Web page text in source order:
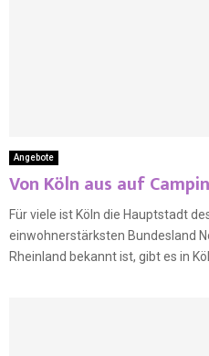
Angebote
Von Köln aus auf
Für viele ist Köln die Hauptstadt
einwohnerstärksten Bundesland
Rheinland bekannt ist, gibt es in